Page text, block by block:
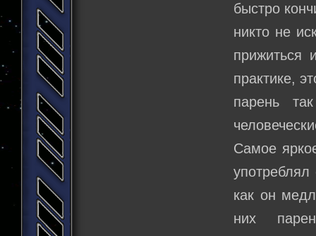
быстро
никто не
прижиться
практике,
парень
Самое
как он
них